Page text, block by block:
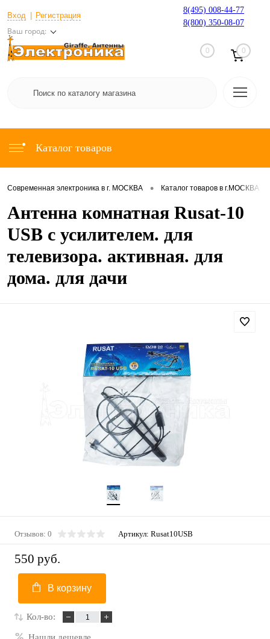
Вход Регистрация
Ваш город:
8(495) 008-44-77
8(800) 350-08-07
0 0
Каталог товаров
Современная электроника в г. МОСКВА • Каталог товаров в г.МОСКВА
Антенна комнатная Rusat-10
USB с усилителем. для
телевизора. активная. для
дома. для дачи
Отзывов: 0 Артикул: Rusat10USB
550 руб.
В корзину
Кол-во:
Нашли дешевле